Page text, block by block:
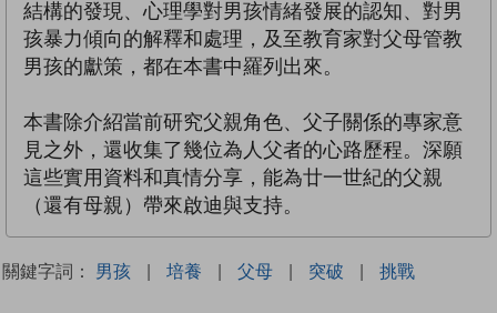
結構的發現、心理學對男孩情緒發展的認知、對男
孩暴力傾向的解釋和處理，及至教育家對父母管教
男孩的獻策，都在本書中羅列出來。
本書除介紹當前研究父親角色、父子關係的專家意
見之外，還收集了幾位為人父者的心路歷程。深願
這些實用資料和真情分享，能為廿一世紀的父親
（還有母親）帶來啟迪與支持。
關鍵字詞： 男孩 | 培養 | 父母 | 突破 | 挑戰